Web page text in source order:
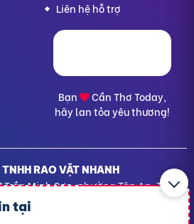
tại
Liên hệ hỗ trợ
Bạn
Cần Thơ Today,
hãy lan tỏa yêu thương!
RAO VẶT NHANH
Minh Sơn, phường Tân An, TP.
Cần Thơ
– Ngày cấp: 24/01/2022 - Cơ